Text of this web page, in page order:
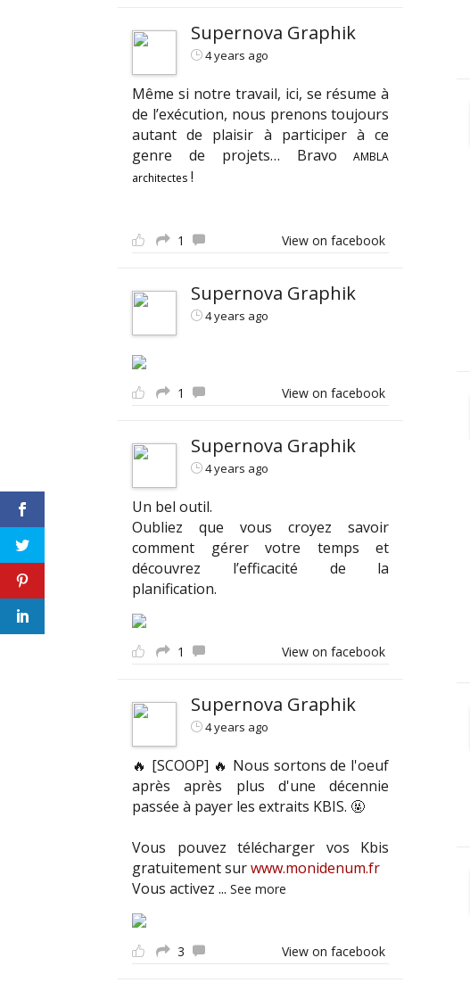
Supernova Graphik
4 years ago
Même si notre travail, ici, se résume à
de l’exécution, nous prenons toujours
autant de plaisir à participer à ce
genre de projets… BravoAMBLA
architectes !
1 View on facebook
Supernova Graphik
4 years ago
1 View on facebook
Supernova Graphik
4 years ago
Un bel outil.
Oubliez que vous croyez savoir
comment gérer votre temps et
découvrez l’efficacité de la
planification.
1 View on facebook
Supernova Graphik
4 years ago
🔥 [SCOOP] 🔥 Nous sortons de l'oeuf
après après plus d'une décennie
passée à payer les extraits KBIS. 🤬
Vous pouvez télécharger vos Kbis
gratuitement surwww.monidenum.fr
Vous activez ... See more
3 View on facebook